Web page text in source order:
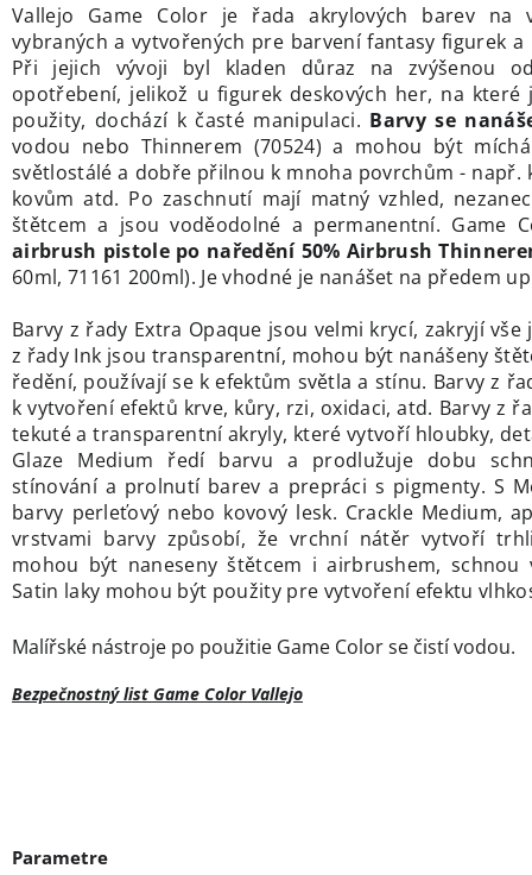
Vallejo Game Color je řada akrylových barev na
vybraných a vytvořených pre barvení fantasy figurek
Při jejich vývoji byl kladen důraz na zvýšenou
opotřebení, jelikož u figurek deskových her, na
použity, dochází k časté manipulaci. Barvy se
vodou nebo Thinnerem (70524) a mohou být
světlostálé a dobře přilnou k mnoha povrchům - např.
kovům atd. Po zaschnutí mají matný vzhled,
štětcem a jsou voděodolné a permanentní. Game
airbrush pistole po naředění 50% Airbrush
60ml, 71161 200ml). Je vhodné je nanášet na předem
Barvy z řady Extra Opaque jsou velmi krycí, zakryjí
z řady Ink jsou transparentní, mohou být nanášeny
ředění, používají se k efektům světla a stínu. Barvy z
k vytvoření efektů krve, kůry, rzi, oxidaci, atd. Barvy z
tekuté a transparentní akryly, které vytvoří hloubky,
Glaze Medium ředí barvu a prodlužuje dobu
stínování a prolnutí barev a prepráci s pigmenty. S
barvy perleťový nebo kovový lesk. Crackle Medium,
vrstvami barvy způsobí, že vrchní nátěr vytvoří
mohou být naneseny štětcem i airbrushem, schnou
Satin laky mohou být použity pre vytvoření efektu
Malířské nástroje po použitie Game Color se čistí vodou.
Bezpečnostný list Game Color Vallejo